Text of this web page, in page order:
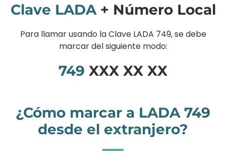
Clave LADA+ Número Local
Para llamar usando la Clave LADA 749, se debe
marcar del siguiente modo:
749 XXX XX XX
¿Cómo marcar a LADA 749
desde el extranjero?